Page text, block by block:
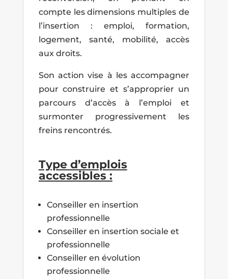
compte les dimensions multiples de
l’insertion : emploi, formation,
logement, santé, mobilité, accès
aux droits.
Son action vise à les accompagner
pour construire et s’approprier un
parcours d’accès à l’emploi et
surmonter progressivement les
freins rencontrés.
Type d’emplois
accessibles :
Conseiller en insertion
professionnelle
Conseiller en insertion sociale et
professionnelle
Conseiller en évolution
professionnelle